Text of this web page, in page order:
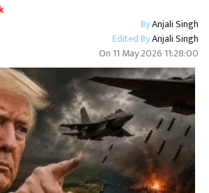
ByAnjali Singh
Edited ByAnjali Singh
On 11 May 2026 11:28:00